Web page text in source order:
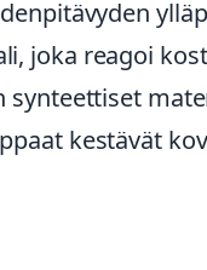
joka reagoi
synteettiset
kestävät